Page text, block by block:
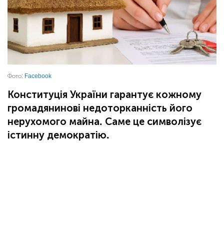
Фото: Facebook
Конституція України гарантує кожному
громадянинові недоторканність його
нерухомого майна. Саме це символізує
істинну демократію.